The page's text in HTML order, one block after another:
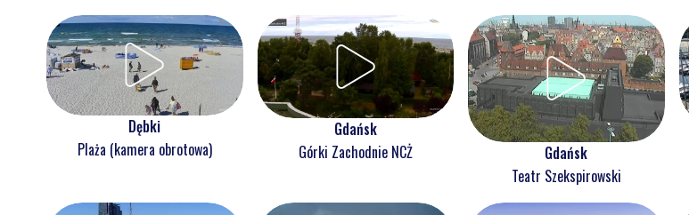
Dębki
Plaża (kamera obrotowa)
Gdańsk
Górki Zachodnie NCŻ
Gdańsk
Teatr Szekspirowski